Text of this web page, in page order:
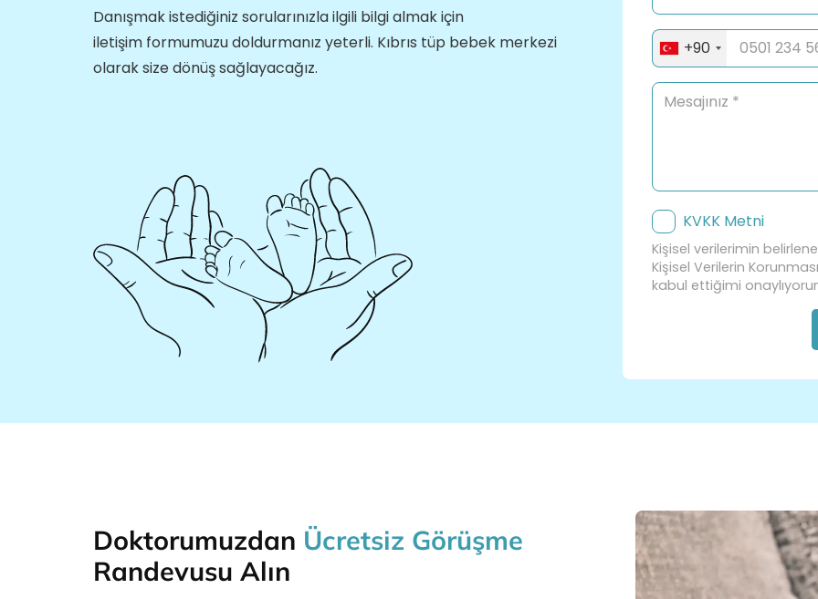
Danışmak istediğiniz sorularınızla ilgili bilgi almak için
iletişim formumuzu doldurmanız yeterli. Kıbrıs tüp bebek merkezi
olarak size dönüş sağlayacağız.
+90
KVKK Metni
Kişisel verilerimin
Kişisel Verilerin
kabul ettiğimi
Doktorumuzdan Ücretsiz Görüşme
Randevusu Alın